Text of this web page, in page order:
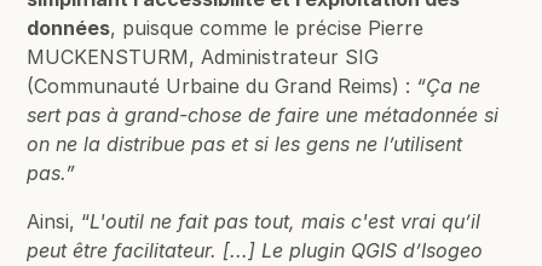
données, puisque comme le précise Pierre
MUCKENSTURM, Administrateur SIG
(Communauté Urbaine du Grand Reims) : “Ça ne
sert pas à grand-chose de faire une métadonnée si
on ne la distribue pas et si les gens ne l’utilisent
pas.”
Ainsi, “L'outil ne fait pas tout, mais c'est vrai qu’il
peut être facilitateur. [...] Le plugin QGIS d’Isogeo